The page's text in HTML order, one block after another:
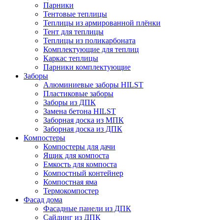
Парники
Тентовые теплицы
Теплицы из армированной плёнки
Тент для теплицы
Теплицы из поликарбоната
Комплектующие для теплиц
Каркас теплицы
Парники комплектующие
Заборы
Алюминиевые заборы HILST
Пластиковые заборы
Заборы из ДПК
Замена бетона HILST
Заборная доска из МПК
Заборная доска из ДПК
Компостеры
Компостеры для дачи
Ящик для компоста
Емкость для компоста
Компостный контейнер
Компостная яма
Термокомпостер
Фасад дома
Фасадные панели из ДПК
Сайдинг из ДПК